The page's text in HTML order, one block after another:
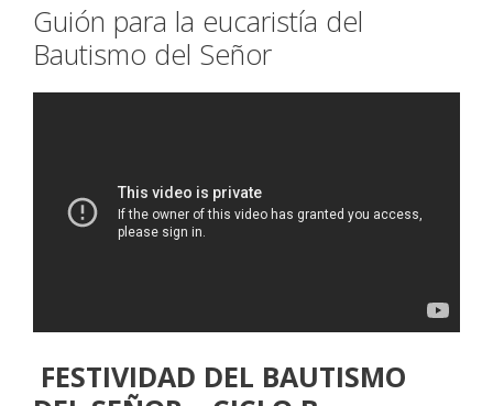
Guión para la eucaristía del
Bautismo del Señor
FESTIVIDAD DEL BAUTISMO